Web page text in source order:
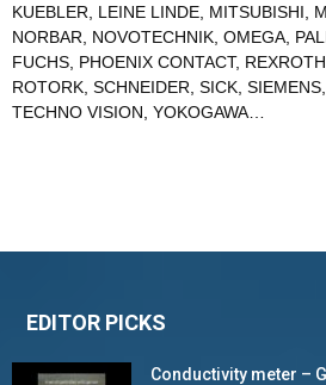
KUEBLER
LEINE LINDE MITSUBISHI
NORBAR
NOVOTECHNIK OMEGA
FUCHS PHOENIX CONTACT, REXROTH
ROTORK SCHNEIDER SICK SIEMENS
TECHNO VISION YOKOGAWA
EDITOR PICKS
Conductivity meter –